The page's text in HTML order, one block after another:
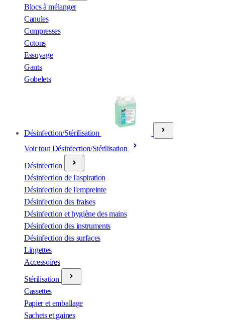
Blocs à mélanger
Canules
Compresses
Cotons
Essuyage
Gants
Gobelets
Désinfection/Stérilisation
Voir tout Désinfection/Stérilisation
Désinfection
Désinfection de l'aspiration
Désinfection de l'empreinte
Désinfection des fraises
Désinfection et hygiène des mains
Désinfection des instruments
Désinfection des surfaces
Lingettes
Accessoires
Stérilisation
Cassettes
Papier et emballage
Sachets et gaines